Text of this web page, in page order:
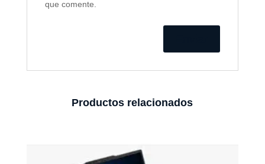
que comente.
Productos relacionados